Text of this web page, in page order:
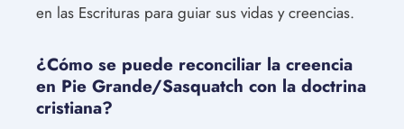
en las Escrituras para guiar sus vidas y creencias.
¿Cómo se puede reconciliar la creencia
en Pie Grande/Sasquatch con la doctrina
cristiana?